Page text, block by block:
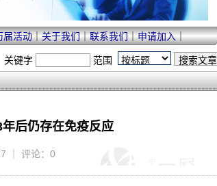
届活动｜关于我们｜联系我们｜申请加入｜
关键字 范围
后仍存在免疫反应
｜ 评论：0